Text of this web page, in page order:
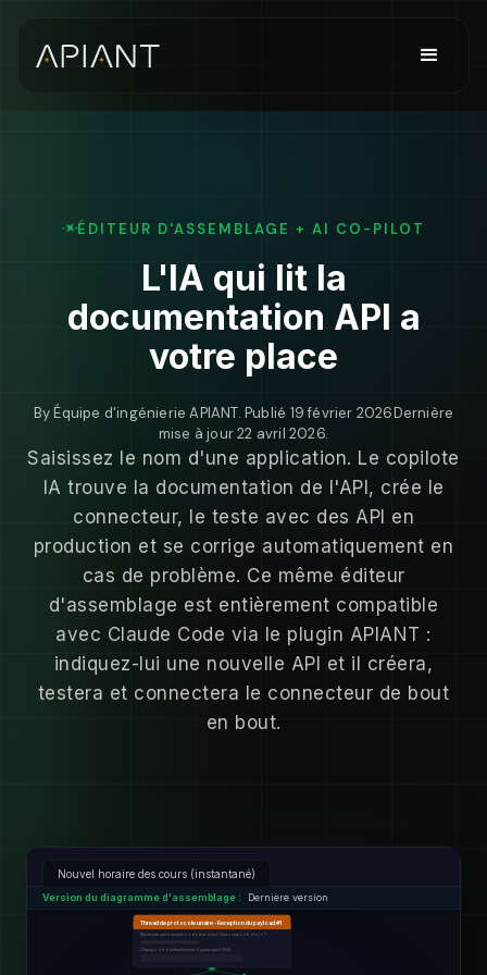
ÉDITEUR D'ASSEMBLAGE + AI CO-PILOT
L'IA qui lit la
documentation API a
votre place
ByÉquipe d'ingénierie APIANT. Publié 19 février 2026Dernière
mise à jour22 avril 2026.
Saisissez le nom d'une application. Le copilote
IA trouve la documentation de l'API, crée le
connecteur, le teste avec des API en
production et se corrige automatiquement en
cas de problème. Ce même éditeur
d'assemblage est entièrement compatible
avec Claude Code via le plugin APIANT :
indiquez-lui une nouvelle API et il créera,
testera et connectera le connecteur de bout
en bout.
Nouvel horaire des cours (instantané)
Version du diagramme d'assemblage : Dernière version
Thread de protocole unaire - Reception du payload #1
Necessite une transaction de test dans l'Automation Editor ?
Champs de déclenchement dynamiques XML